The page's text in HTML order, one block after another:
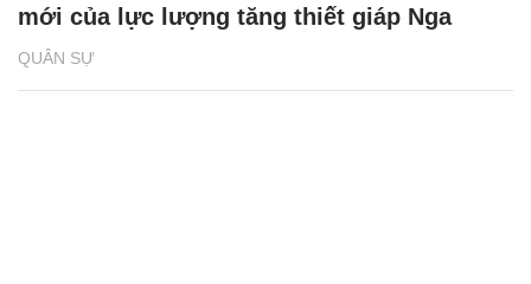
QUÂN SỰ
mới của lực lượng tăng thiết giáp Nga